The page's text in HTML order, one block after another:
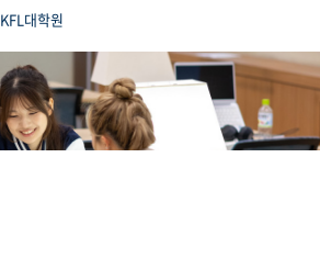
KFL대학원